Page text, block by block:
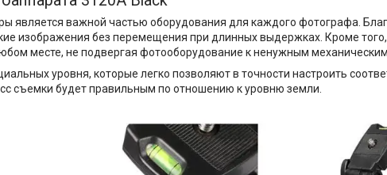
является важной частью оборудования для каждого фотографа.
изображения без перемещения при длинных выдержках. Кроме
месте, не подвергая фотооборудование к ненужным
уровня, которые легко позволяют в точности настроить
съемки будет правильным по отношению к уровню земли.